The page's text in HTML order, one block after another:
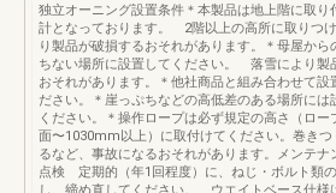
独立オーニング設置条件＊本製品は地上階に取り
計となっております。 2階以上の高所に取りつ
り製品が破損するおそれがあります。＊母屋から
ちない場所に設置してください。 落雪により製
おそれがあります。＊他社商品と組み合わせて設
ださい。＊崖っぷちなどの高低差のある場所には
ください。＊操作ロープは必ず規定の高さ（ロー
面〜1030mm以上）に取付けてください。巻きつ
るなど、事故になるおそれがあります。メンテナ
点検 定期的（年1回程度）に、ねじ・ボルト類
し、締め直してください。 ウエイトベース仕様